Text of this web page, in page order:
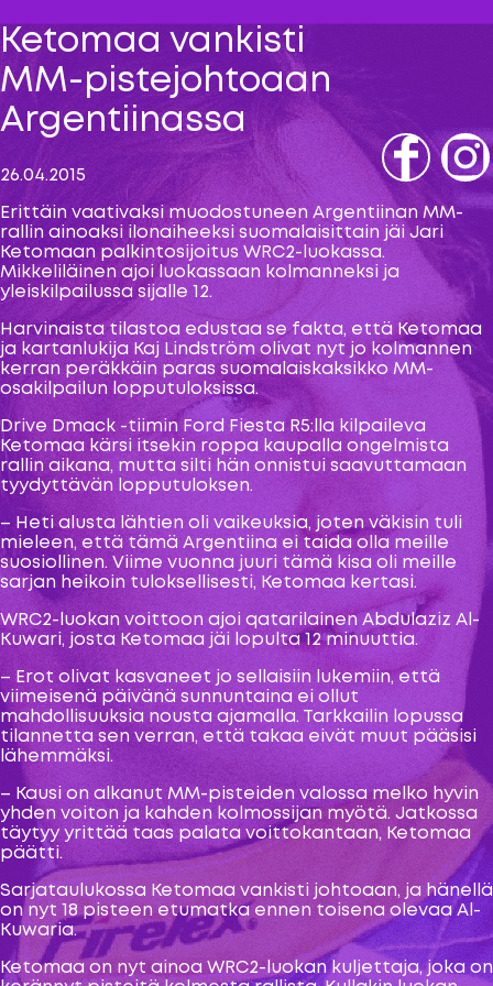
Fb
Ketomaa vankisti
MM-pistejohtoaan
Argentiinassa
26.04.2015
Erittäin vaativaksi muodostuneen Argentiinan MM-
rallin ainoaksi ilonaiheeksi suomalaisittain jäi Jari
Ketomaan palkintosijoitus WRC2-luokassa.
Mikkeliläinen ajoi luokassaan kolmanneksi ja
yleiskilpailussa sijalle 12.
Harvinaista tilastoa edustaa se fakta, että Ketomaa
ja kartanlukija Kaj Lindström olivat nyt jo kolmannen
kerran peräkkäin paras suomalaiskaksikko MM-
osakilpailun lopputuloksissa.
Drive Dmack -tiimin Ford Fiesta R5:lla kilpaileva
Ketomaa kärsi itsekin roppa kaupalla ongelmista
rallin aikana, mutta silti hän onnistui saavuttamaan
tyydyttävän lopputuloksen.
– Heti alusta lähtien oli vaikeuksia, joten väkisin tuli
mieleen, että tämä Argentiina ei taida olla meille
suosiollinen. Viime vuonna juuri tämä kisa oli meille
sarjan heikoin tuloksellisesti, Ketomaa kertasi.
WRC2-luokan voittoon ajoi qatarilainen Abdulaziz Al-
Kuwari, josta Ketomaa jäi lopulta 12 minuuttia.
– Erot olivat kasvaneet jo sellaisiin lukemiin, että
viimeisenä päivänä sunnuntaina ei ollut
mahdollisuuksia nousta ajamalla. Tarkkailin lopussa
tilannetta sen verran, että takaa eivät muut pääsisi
lähemmäksi.
– Kausi on alkanut MM-pisteiden valossa melko hyvin
yhden voiton ja kahden kolmossijan myötä. Jatkossa
täytyy yrittää taas palata voittokantaan, Ketomaa
päätti.
Sarjataulukossa Ketomaa vankisti johtoaan, ja hänellä
on nyt 18 pisteen etumatka ennen toisena olevaa Al-
Kuwaria.
Ketomaa on nyt ainoa WRC2-luokan kuljettaja, joka on